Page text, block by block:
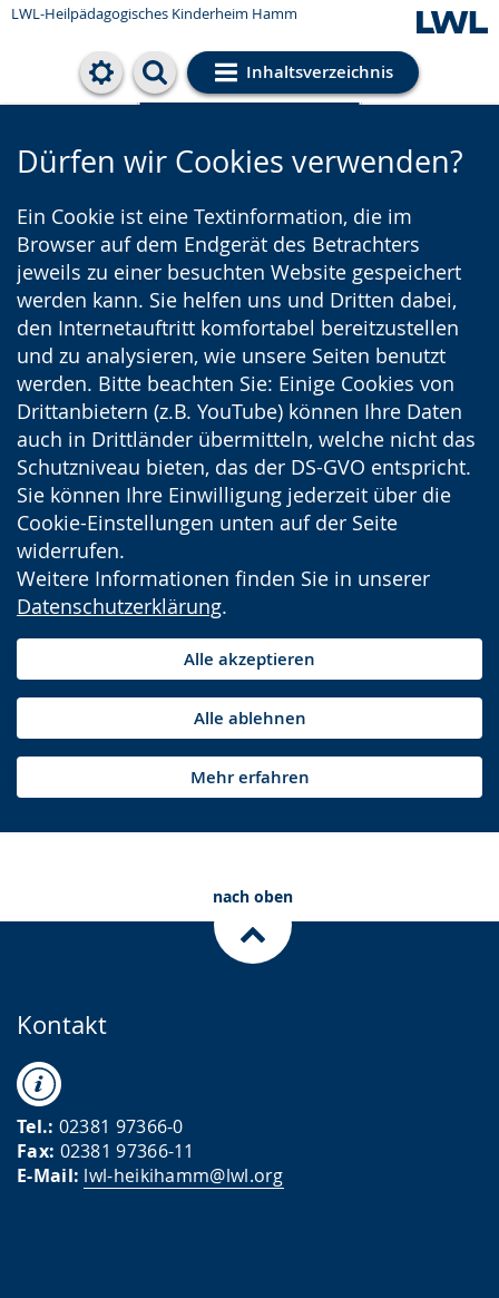
LWL-Heilpädagogisches Kinderheim Hamm
Inhaltsverzeichnis
Cookie-Einstellungen
Dürfen wir Cookies verwenden?
Ein Cookie ist eine Textinformation, die im
Browser auf dem Endgerät des Betrachters
jeweils zu einer besuchten Website gespeichert
werden kann. Sie helfen uns und Dritten dabei,
den Internetauftritt komfortabel bereitzustellen
und zu analysieren, wie unsere Seiten benutzt
werden. Bitte beachten Sie: Einige Cookies von
Drittanbietern (z.B. YouTube) können Ihre Daten
auch in Drittländer übermitteln, welche nicht das
Schutzniveau bieten, das der DS-GVO entspricht.
Sie können Ihre Einwilligung jederzeit über die
Cookie-Einstellungen unten auf der Seite
widerrufen.
Weitere Informationen finden Sie in unserer
Datenschutzerklärung.
Alle akzeptieren
Alle ablehnen
Mehr erfahren
nach oben
Kontakt
Tel.: 02381 97366-0
Fax: 02381 97366-11
E-Mail: lwl-heikihamm@lwl.org